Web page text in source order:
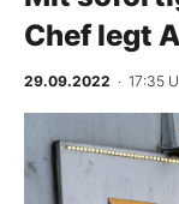
Abo & Shop
Experten
Chef legt
29.09.2022 · 17:35
-%